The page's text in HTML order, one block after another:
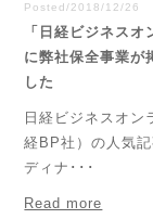
Posted/2018/12/26
「日経ビジネスオ
に弊社保全事業が
した
日経ビジネスオン
経BP社）の人気
ディナ･･･
Read more